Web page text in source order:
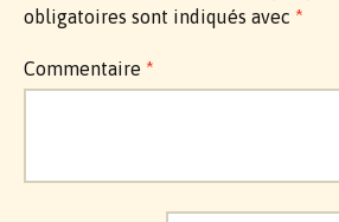
obligatoires sont indiqués avec *
Commentaire *